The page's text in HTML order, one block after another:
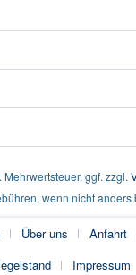
ggf. zzgl.
wenn nicht anders
Über uns Anfahrt
Impressum